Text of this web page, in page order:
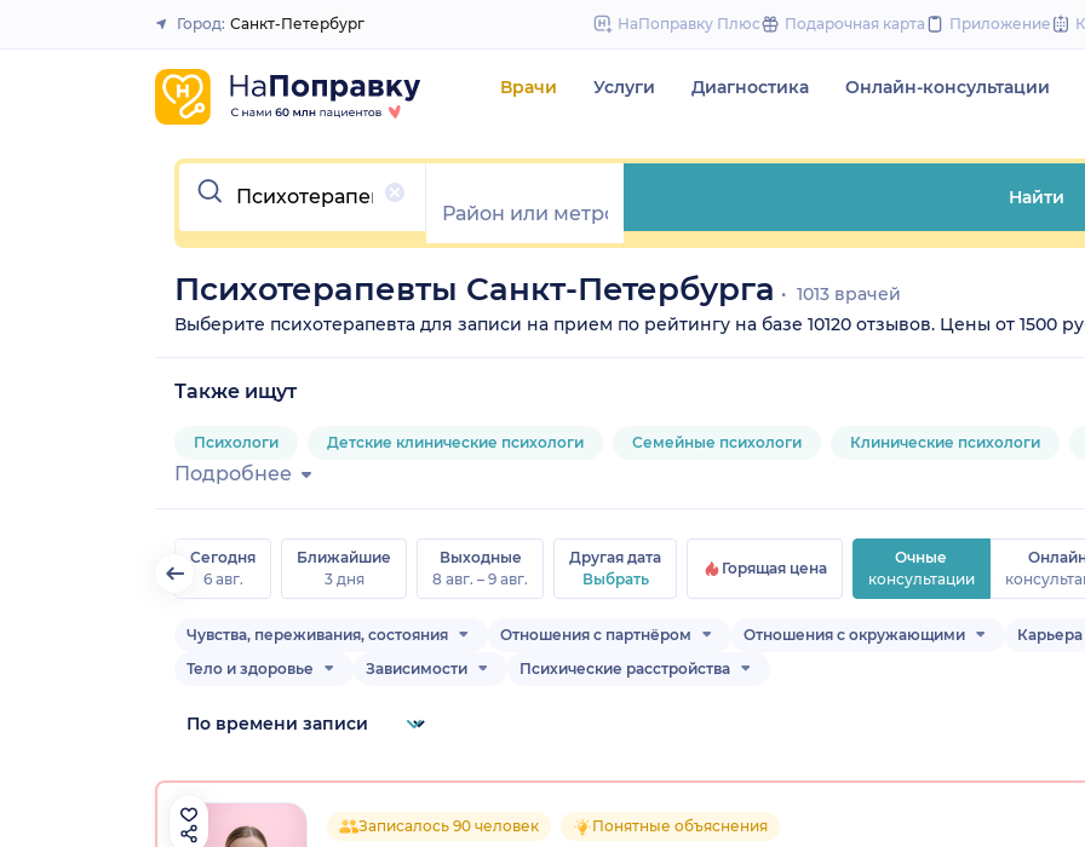
to
Закрыть
Город: Санкт-Петербург НаПоправку Плюс Подарочная карта Приложение
Врачи Услуги Диагностика Онлайн-консультации
Очистить
Найти
Психотерапевты Санкт-Петербурга
1013 врачей
Выберите психотерапевта для записи на прием по рейтингу на базе 10120 отзывов. Цены от 1500
Также ищут
Психологи Детские клинические психологи Семейные психологи Клинические психологи
Подробнее
Сегодня
6 авг.
Ближайшие
3 дня
Выходные
8 авг. – 9 авг.
Другая дата
Выбрать
Горящая цена
Очные
консультации
Чувства, переживания, состояния Отношения с партнёром Отношения с окружающими
Тело и здоровье
Зависимости Психические расстройства
Записалось 90 человек Понятные объяснения